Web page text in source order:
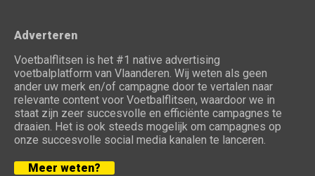
Adverteren
Voetbalflitsen is het #1 native advertising
voetbalplatform van Vlaanderen. Wij weten als geen
ander uw merk en/of campagne door te vertalen naar
relevante content voor Voetbalflitsen, waardoor we in
staat zijn zeer succesvolle en efficiënte campagnes te
draaien. Het is ook steeds mogelijk om campagnes op
onze succesvolle social media kanalen te lanceren.
Meer weten?